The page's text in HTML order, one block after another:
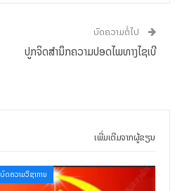
ບົດຄວາມຕໍ່ໄປ
ປູກຈິດສໍານຶກຄວາມປອດໄພທາງໄຊເບີ
ເພີ່ມເຕີມຈາກຜູ້ຂຽນ
ບົດຄວາມວິຊາການ